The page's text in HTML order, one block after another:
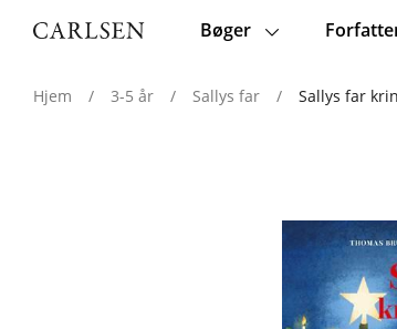
Main
Bøger
Hjem / 3-5 år / Sallys far / Sallys far